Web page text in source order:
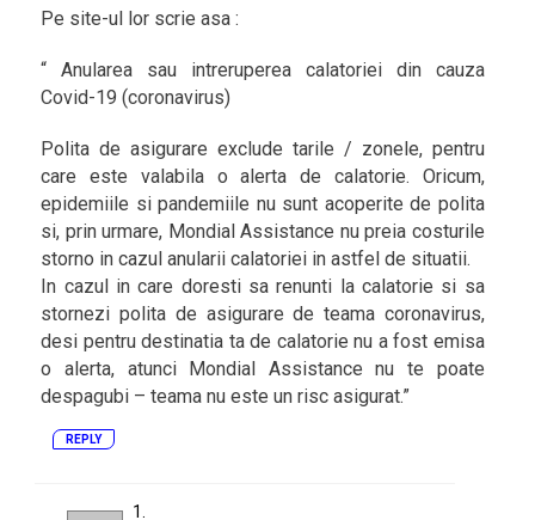
Pe site-ul lor scrie asa :
“ Anularea sau intreruperea calatoriei din cauza
Covid-19 (coronavirus)
Polita de asigurare exclude tarile / zonele, pentru
care este valabila o alerta de calatorie. Oricum,
epidemiile si pandemiile nu sunt acoperite de polita
si, prin urmare, Mondial Assistance nu preia costurile
storno in cazul anularii calatoriei in astfel de situatii.
In cazul in care doresti sa renunti la calatorie si sa
stornezi polita de asigurare de teama coronavirus,
desi pentru destinatia ta de calatorie nu a fost emisa
o alerta, atunci Mondial Assistance nu te poate
despagubi – teama nu este un risc asigurat.”
REPLY